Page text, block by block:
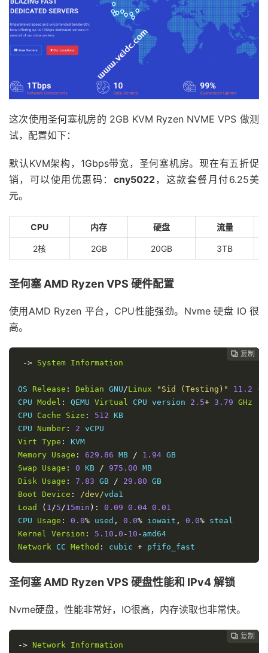
这次使用圣何塞机房的 2GB KVM Ryzen NVME VPS 做测
试，配置如下：
默认KVM架构，1Gbps带宽，圣何塞机房。现在有五折促
销，可以使用优惠码： cny5022，这款套餐月付6.25美
元。
CPU 内存 硬盘 流量
2核 2GB 20GB 3TB
圣何塞 AMD Ryzen VPS 硬件配置
使用AMD Ryzen 平台，CPU性能强劲。Nvme 硬盘 IO 很
高。
 复制
 复制
 复制
 复制
 复制
-> System Information
OS Release : Debian GNU /Linux "Sid (Testing)" 11.2 (
CPU Model : QEMU Virtual CPU version 2.5+ 3.79 GHz
CPU Cache Size : 512 KB
CPU Number : 2
Virt Type :
Memory Usage : 629.86 MB / 1.94
Swap
Usage : 0 KB / 975.00
Disk
Usage : 7.83 GB / 29.80
Boot Device : /dev/
Load
( 1 /5 /15min ): 0.09 0.04 0.01
CPU Usage : 0.0% used , 0.0% iowait , 0.0%
Kernel
Version : 5.10 . 0 - 10 -
Network CC Method : cubic + pfifo_fast
圣何塞 AMD Ryzen VPS 硬盘性能和 IPv4 解锁
Nvme硬盘，性能非常好，IO很高，内存读取也非常快。
 复制
 复制
 复制
 复制
-> Network Information